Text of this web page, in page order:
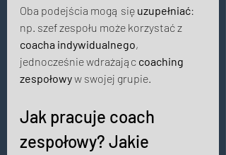
Oba podejścia mogą się uzupełniać:
np. szef zespołu może korzystać z
coacha indywidualnego,
jednocześnie wdrażając coaching
zespołowy w swojej grupie.
Jak pracuje coach
zespołowy? Jakie